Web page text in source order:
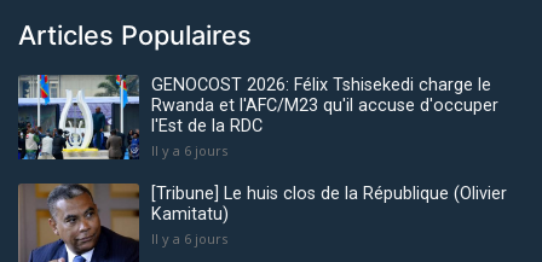
Articles Populaires
GENOCOST 2026: Félix Tshisekedi charge le
Rwanda et l'AFC/M23 qu'il accuse d'occuper
l'Est de la RDC
Il y a 6 jours
[Tribune] Le huis clos de la République (Olivier
Kamitatu)
Il y a 6 jours